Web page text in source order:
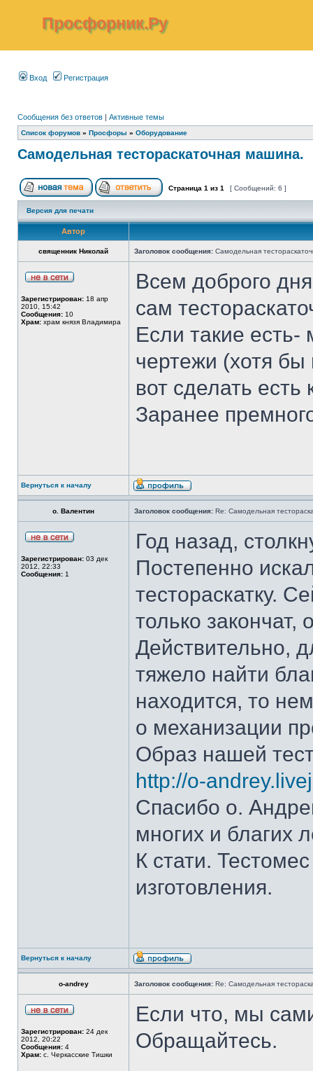
Просфорник.Ру
Вход Регистрация
Сообщения без ответов | Активные темы
Список форумов » Просфоры » Оборудование
Самодельная тестораскаточная машина.
Страница 1 из 1 [ Сообщений: 6 ]
Версия для печати
Автор
священник Николай Заголовок сообщения: Самодельная
Зарегистрирован: 18 апр
2010, 15:42
Сообщения: 10
Храм: храм князя Владимира
Всем доброго
сам
Если такие
чертежи (хотя
вот сделать
Заранее
Вернуться к началу
о. Валентин Заголовок сообщения: Re: Самодельная
Зарегистрирован: 03 дек
2012, 22:33
Сообщения: 1
Год назад,
Постепенно
тестораскатку.
только закончат,
Действительно,
тяжело найти
находится, то
о механизации
Образ нашей
http://o-
Спасибо о.
многих и благих
К стати.
изготовления.
Вернуться к началу
o-andrey Заголовок сообщения: Re: Самодельная
Зарегистрирован: 24 дек
2012, 20:22
Сообщения: 4
Храм: с. Черкасские Тишки
Если что, мы
Обращайтесь.